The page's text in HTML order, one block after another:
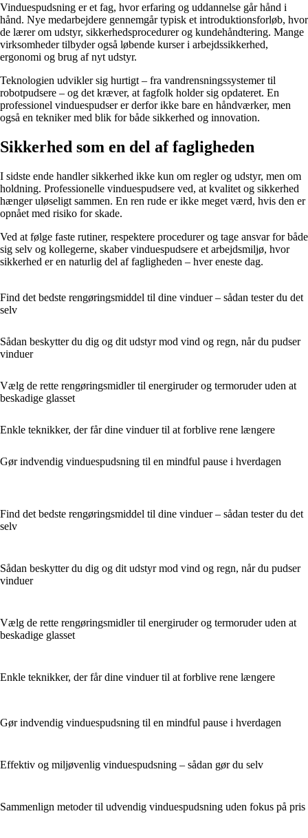
Vinduespudsning er et fag, hvor erfaring og uddannelse går hånd i
hånd. Nye medarbejdere gennemgår typisk et introduktionsforløb, hvor
de lærer om udstyr, sikkerhedsprocedurer og kundehåndtering. Mange
virksomheder tilbyder også løbende kurser i arbejdssikkerhed,
ergonomi og brug af nyt udstyr.
Teknologien udvikler sig hurtigt – fra vandrensningssystemer til
robotpudsere – og det kræver, at fagfolk holder sig opdateret. En
professionel vinduespudser er derfor ikke bare en håndværker, men
også en tekniker med blik for både sikkerhed og innovation.
Sikkerhed som en del af fagligheden
I sidste ende handler sikkerhed ikke kun om regler og udstyr, men om
holdning. Professionelle vinduespudsere ved, at kvalitet og sikkerhed
hænger uløseligt sammen. En ren rude er ikke meget værd, hvis den er
opnået med risiko for skade.
Ved at følge faste rutiner, respektere procedurer og tage ansvar for både
sig selv og kollegerne, skaber vinduespudsere et arbejdsmiljø, hvor
sikkerhed er en naturlig del af fagligheden – hver eneste dag.
Find det bedste rengøringsmiddel til dine vinduer – sådan tester du det
selv
Sådan beskytter du dig og dit udstyr mod vind og regn, når du pudser
vinduer
Vælg de rette rengøringsmidler til energiruder og termoruder uden at
beskadige glasset
Enkle teknikker, der får dine vinduer til at forblive rene længere
Gør indvendig vinduespudsning til en mindful pause i hverdagen
Find det bedste rengøringsmiddel til dine vinduer – sådan tester du det
selv
Sådan beskytter du dig og dit udstyr mod vind og regn, når du pudser
vinduer
Vælg de rette rengøringsmidler til energiruder og termoruder uden at
beskadige glasset
Enkle teknikker, der får dine vinduer til at forblive rene længere
Gør indvendig vinduespudsning til en mindful pause i hverdagen
Effektiv og miljøvenlig vinduespudsning – sådan gør du selv
Sammenlign metoder til udvendig vinduespudsning uden fokus på pris